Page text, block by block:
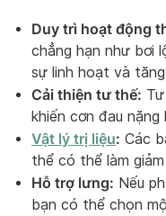
Duy trì hoạt động
chẳng hạn như bơi
sự linh hoạt và
Cải thiện tư thế:
khiến cơn đau nặng
Vật lý trị liệu: Các
thể có thể làm
Hỗ trợ lưng: Nếu
bạn có thể chọn